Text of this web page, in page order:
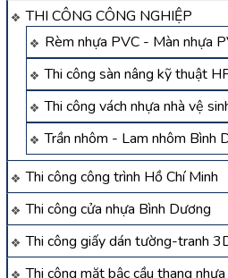
THI CÔNG CÔNG NGHIỆP
Rèm nhựa PVC - Màn nhựa
Thi công sàn nâng kỹ thuật
Thi công vách nhựa nhà vệ
Trần nhôm - Lam nhôm Bình
Thi công công trình Hồ Chí Minh
Thi công cửa nhựa Bình Dương
Thi công giấy dán tường-tranh
Thi công mặt bậc cầu thang nhựa